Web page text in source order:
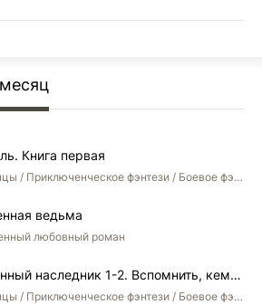
Книга первая
Попаданцы / Приключенческое фэнтези / Боевое фэнтези
ведьма
любовный роман
Незаконный наследник 1-2. Вспомнить, кем был. Стать собой. Остаться собой
Попаданцы / Приключенческое фэнтези / Боевое фэнтези / Юмористическое фэнтези